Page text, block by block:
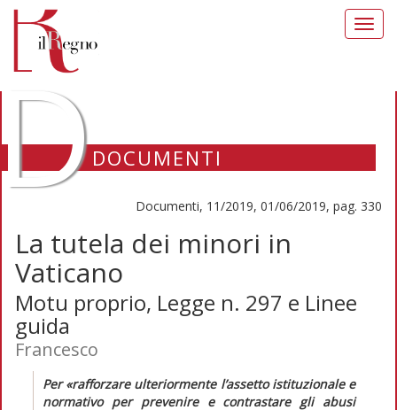
DOCUMENTI
Documenti, 11/2019, 01/06/2019, pag. 330
La tutela dei minori in
Vaticano
Motu proprio, Legge n. 297 e Linee
guida
Francesco
Per«rafforzare ulteriormente l’assetto istituzionale e
normativo per prevenire e contrastare gli abusi